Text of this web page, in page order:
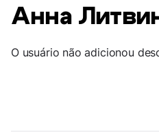
Анна
O usuário não adicionou